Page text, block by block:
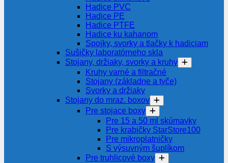
Hadice PVC
Hadice PE
Hadice PTFE
Hadice ku kahanom
Spojky, svorky a tlačky k hadiciam
Sušičky laboratórneho skla
Stojany, držiaky, svorky a kruhy
Kruhy varné a filtračné
Stojany (základne a tyče)
Svorky a držiaky
Stojany do mraz. boxov
Pre stojace boxy
Pre 15 a 50 ml skúmavky
Pre krabičky StarStore100
Pre mikroplatničky
S výsuvným šuplíkom
Pre truhlicové boxy